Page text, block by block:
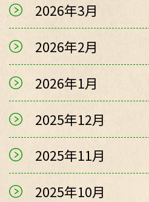
2026年3月
2026年2月
2026年1月
2025年12月
2025年11月
2025年10月